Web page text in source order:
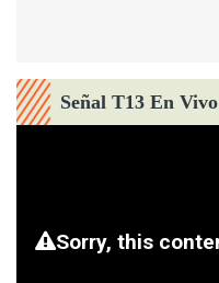
Señal T13 En Vivo